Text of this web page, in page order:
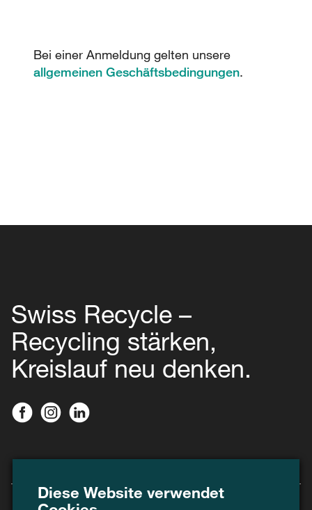
Bei einer Anmeldung gelten unsere
allgemeinen Geschäftsbedingungen.
Swiss Recycle –
Recycling stärken,
Kreislauf neu denken.
Diese Website verwendet